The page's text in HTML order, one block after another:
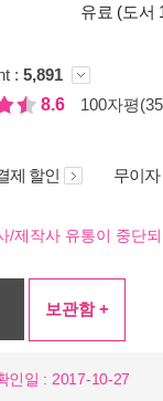
유료 (도서
: 5,891
8.6
100자평
제 할인 무이
/제작사 유통이 중단
보관함 +
인일 : 2017-10-27